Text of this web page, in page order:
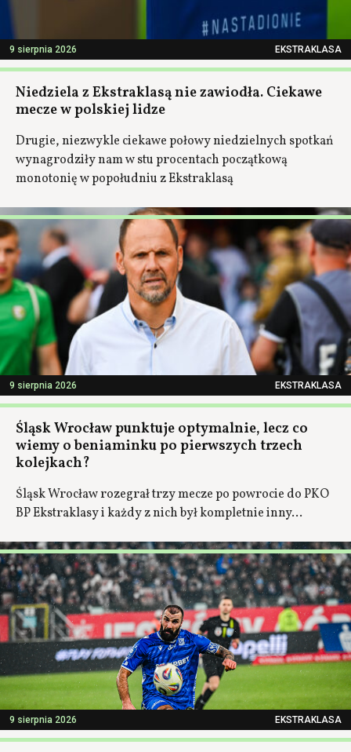
9 sierpnia 2026 EKSTRAKLASA
Niedziela z Ekstraklasą nie zawiodła. Ciekawe
mecze w polskiej lidze
Drugie, niezwykle ciekawe połowy niedzielnych spotkań
wynagrodziły nam w stu procentach początkową
monotonię w popołudniu z Ekstraklasą
9 sierpnia 2026 EKSTRAKLASA
Śląsk Wrocław punktuje optymalnie, lecz co
wiemy o beniaminku po pierwszych trzech
kolejkach?
Śląsk Wrocław rozegrał trzy mecze po powrocie do PKO
BP Ekstraklasy i każdy z nich był kompletnie inny...
9 sierpnia 2026 EKSTRAKLASA